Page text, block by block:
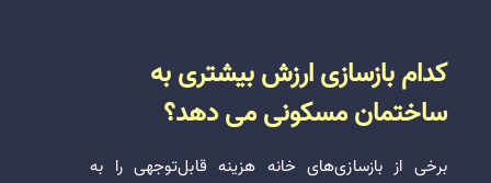
کدام بازسازی ارزش بیشتری به
ساختمان مسکونی می دهد؟
برخی از بازسازی‌های خانه هزینه قابل‌توجهی را به